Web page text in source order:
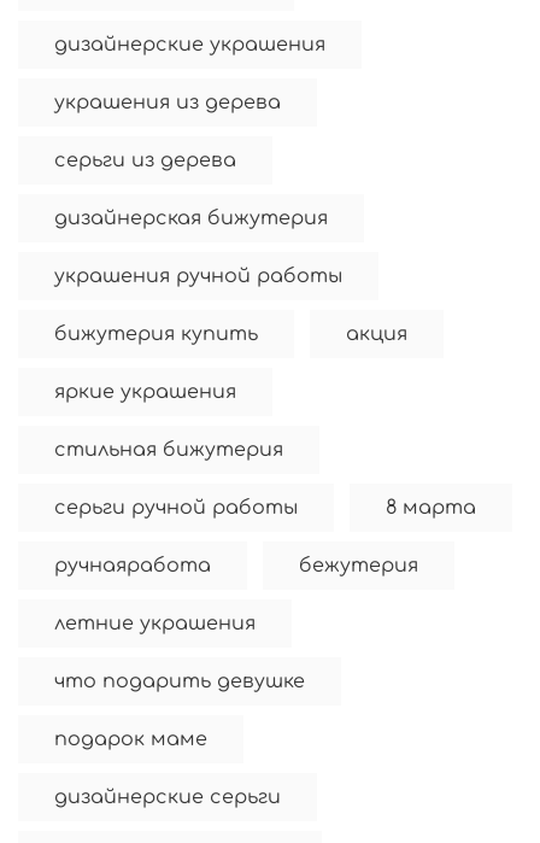
дизайнерские украшения
украшения из дерева
серьги из дерева
дизайнерская бижутерия
украшения ручной работы
бижутерия купить акция
яркие украшения
стильная бижутерия
серьги ручной работы 8 марта
ручнаяработа бежутерия
летние украшения
что подарить девушке
подарок маме
дизайнерские серьги